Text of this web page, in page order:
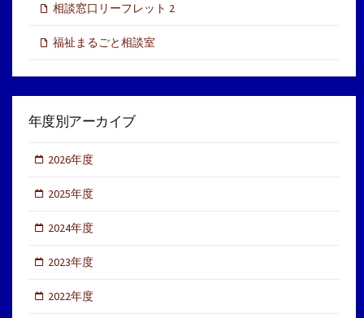
相談窓口リーフレット 2
福祉まるごと相談室
年度別アーカイブ
2026年度
2025年度
2024年度
2023年度
2022年度